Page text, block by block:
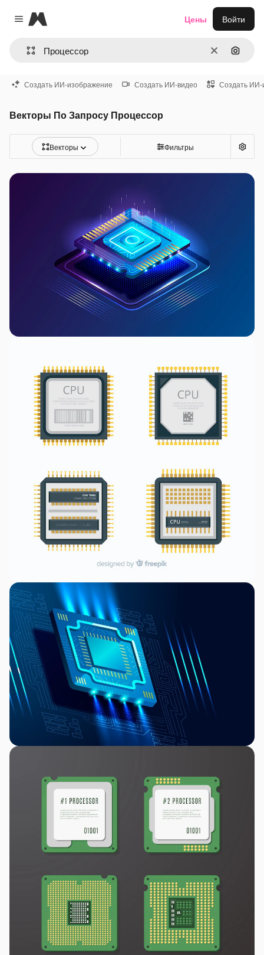
Close menu
Magnific
ОчиститьПоиск
Цены Войти
Создать ИИ-изображение Создать ИИ-видео Создать ИИ-
Векторы По Запросу Процессор
Векторы Фильтры